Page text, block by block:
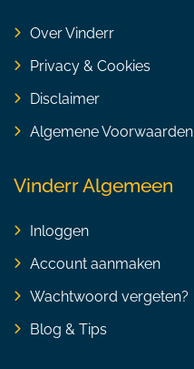
Over Vinderr
Privacy & Cookies
Disclaimer
Algemene Voorwaarden
Vinderr Algemeen
Inloggen
Account aanmaken
Wachtwoord vergeten?
Blog & Tips